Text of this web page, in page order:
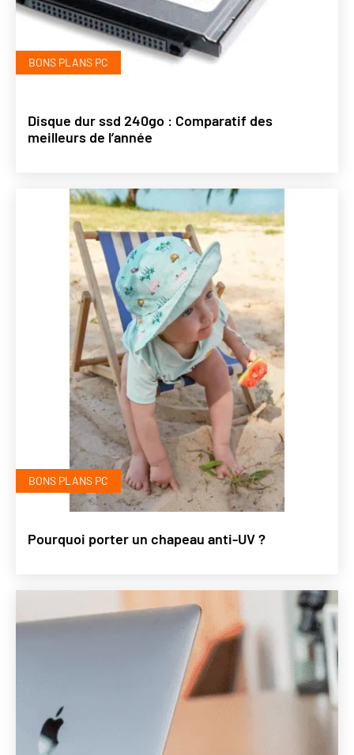
BONS PLANS PC
Disque dur ssd 240go : Comparatif des
meilleurs de l’année
BONS PLANS PC
Pourquoi porter un chapeau anti-UV ?